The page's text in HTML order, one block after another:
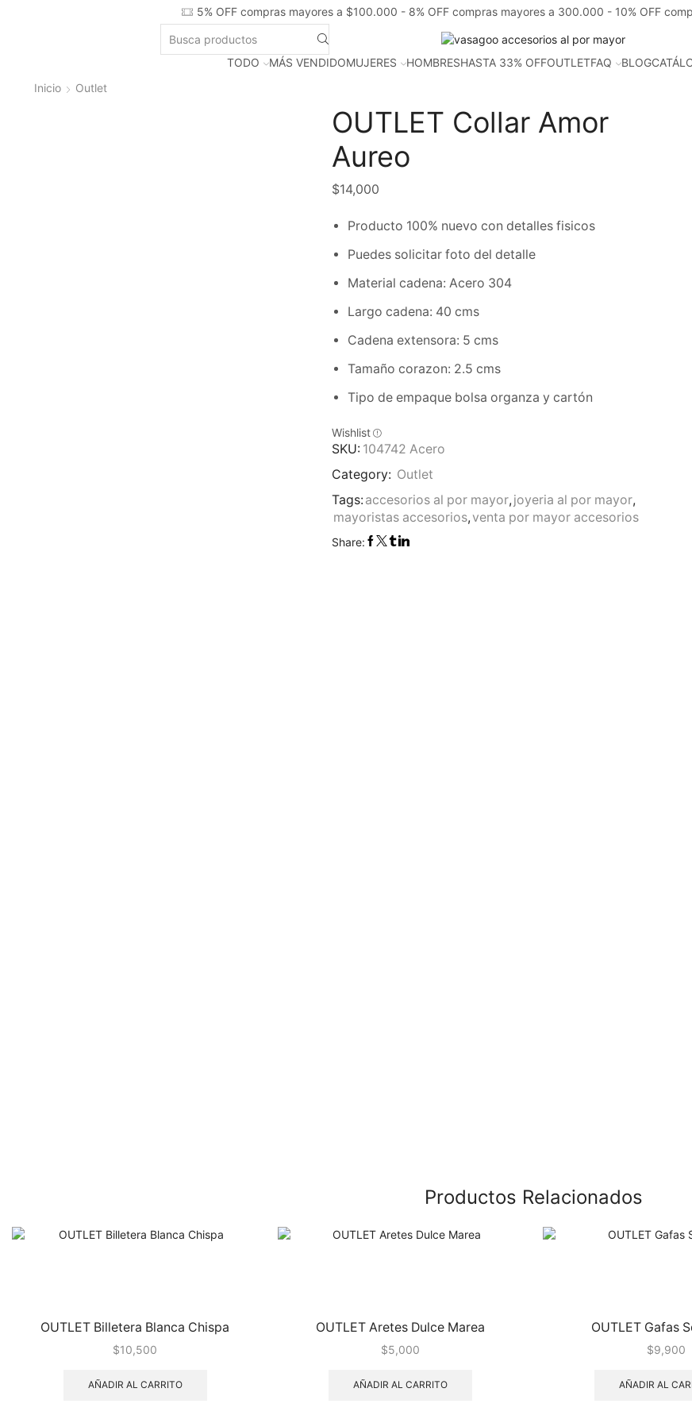
5% OFF compras mayores a $100.000 - 8% OFF compras mayores a 300.000 - 10% OFF
TODO MÁS VENDIDOMUJERES HOMBRESHASTA 33% OFFOUTLETFAQ BLOG
Inicio
Outlet
OUTLET Collar Amor
Aureo
$14,000
Producto 100% nuevo con detalles fisicos
Puedes solicitar foto del detalle
Material cadena: Acero 304
Largo cadena: 40 cms
Cadena extensora: 5 cms
Tamaño corazon: 2.5 cms
Tipo de empaque bolsa organza y cartón
Wishlist
SKU: 104742 Acero
Category: Outlet
Tags: accesorios al por mayor, joyeria al por mayor,
mayoristas accesorios,venta por mayor accesorios
Share:
Productos Relacionados
OUTLET Billetera Blanca Chispa
$10,500
AÑADIR AL CARRITO
OUTLET Aretes Dulce Marea
$5,000
AÑADIR AL CARRITO
OUTLET Gafas
$9,900
AÑADIR AL